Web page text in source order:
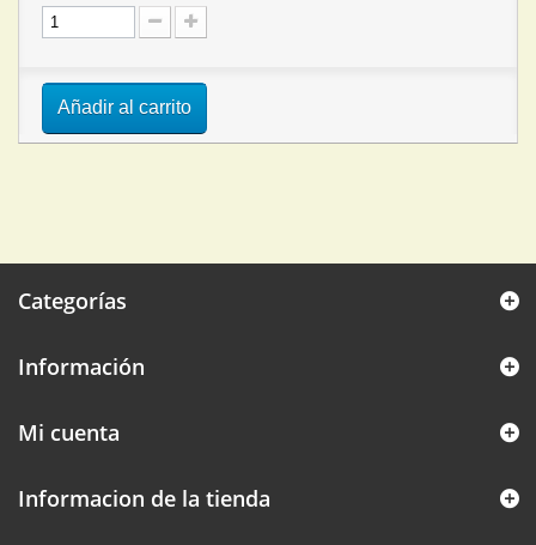
Añadir al carrito
Categorías
Información
Mi cuenta
Informacion de la tienda